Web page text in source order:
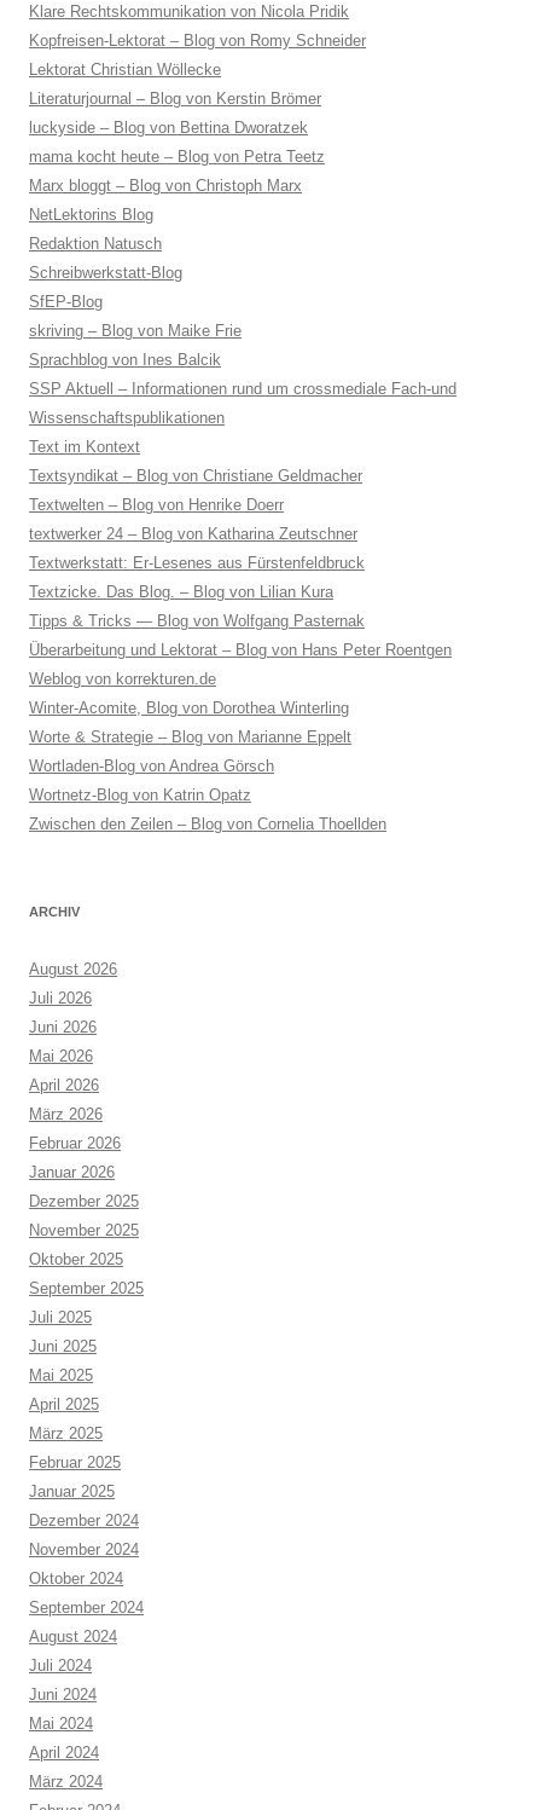
Klare Rechtskommunikation von Nicola Pridik
Kopfreisen-Lektorat – Blog von Romy Schneider
Lektorat Christian Wöllecke
Literaturjournal – Blog von Kerstin Brömer
luckyside – Blog von Bettina Dworatzek
mama kocht heute – Blog von Petra Teetz
Marx bloggt – Blog von Christoph Marx
NetLektorins Blog
Redaktion Natusch
Schreibwerkstatt-Blog
SfEP-Blog
skriving – Blog von Maike Frie
Sprachblog von Ines Balcik
SSP Aktuell – Informationen rund um crossmediale Fach-und
Wissenschaftspublikationen
Text im Kontext
Textsyndikat – Blog von Christiane Geldmacher
Textwelten – Blog von Henrike Doerr
textwerker 24 – Blog von Katharina Zeutschner
Textwerkstatt: Er-Lesenes aus Fürstenfeldbruck
Textzicke. Das Blog. – Blog von Lilian Kura
Tipps & Tricks — Blog von Wolfgang Pasternak
Überarbeitung und Lektorat – Blog von Hans Peter Roentgen
Weblog von korrekturen.de
Winter-Acomite, Blog von Dorothea Winterling
Worte & Strategie – Blog von Marianne Eppelt
Wortladen-Blog von Andrea Görsch
Wortnetz-Blog von Katrin Opatz
Zwischen den Zeilen – Blog von Cornelia Thoellden
ARCHIV
August 2026
Juli 2026
Juni 2026
Mai 2026
April 2026
März 2026
Februar 2026
Januar 2026
Dezember 2025
November 2025
Oktober 2025
September 2025
Juli 2025
Juni 2025
Mai 2025
April 2025
März 2025
Februar 2025
Januar 2025
Dezember 2024
November 2024
Oktober 2024
September 2024
August 2024
Juli 2024
Juni 2024
Mai 2024
April 2024
März 2024